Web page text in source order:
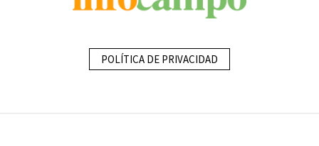
POLÍTICA DE PRIVACIDAD